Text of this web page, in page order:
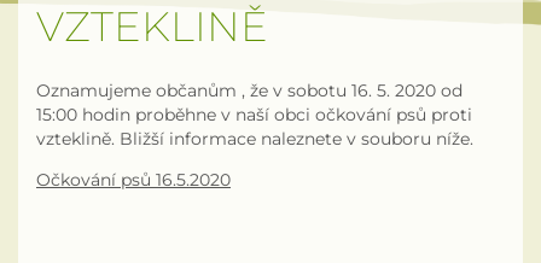
Rizika a nebezpečí
Územní plán obce Podbrdy
Vyhlášky obce
VZTEKLINĚ
Oznamujeme občanům , že v sobotu 16. 5. 2020 od
15:00 hodin proběhne v naší obci očkování psů proti
vzteklině. Bližší informace naleznete v souboru níže.
Očkování psů 16.5.2020